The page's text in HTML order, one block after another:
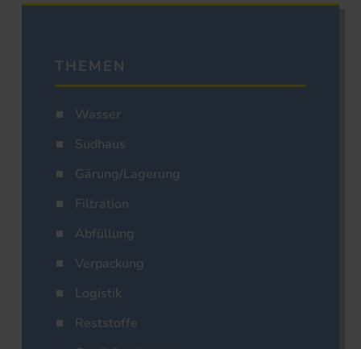
THEMEN
Wasser
Sudhaus
Gärung/Lagerung
Filtration
Abfüllung
Verpackung
Logistik
Reststoffe